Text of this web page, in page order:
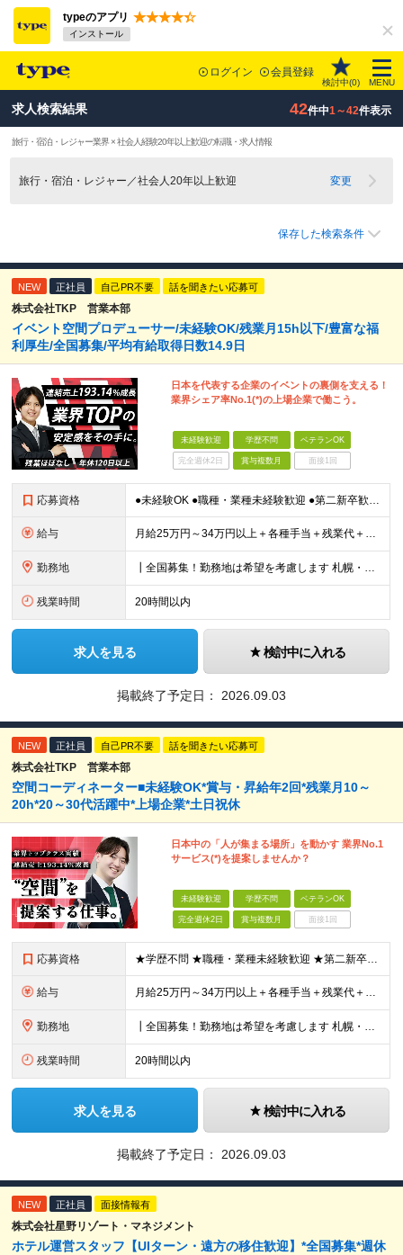
typeのアプリ
インストール
ログイン 会員登録
検討中(0) MENU
求人検索結果 42件中1～42件表示
旅行・宿泊・レジャー業界 × 社会人経験20年以上歓迎の転職・求人情報
旅行・宿泊・レジャー／社会人20年以上歓迎 変更
保存した検索条件
NEW 正社員 自己PR不要 話を聞きたい応募可
株式会社TKP 営業本部
イベント空間プロデューサー/未経験OK/残業月15h以下/豊富な福
利厚生/全国募集/平均有給取得日数14.9日
日本を代表する企業のイベントの裏側を支える！
業界シェア率No.1(*)の上場企業で働こう。
未経験歓迎 学歴不問 ベテランOK
完全週休2日 賞与複数月 面接1回
応募資格 ●未経験OK ●職種・業種未経験歓迎 ●第二新卒歓迎 ●学歴不問 ＜こんな方におすすめ！＞ ◎ホテル・アパレル・携帯販売など接客経験を活かしたい ◎「今の会社、この先が見えない」と感じている ◎上場
給与 月給25万円～34万円以上＋各種手当＋残業代＋賞与年2回（昨年度2～4ヶ月分） 初年度想定年収：350万円～ ＜クラス・経験別の月給目安＞ ■メンバークラス：月給25万円以上 ■店長やSVなどのマネ
勤務地 ┃全国募集！勤務地は希望を考慮します 札幌・仙台・東京・横浜・静岡・名古屋・大阪・京都・広島・福岡 募集 ※上記のほか、全国に拠点あり ※キャリアアップやキャリアシフトに伴う転勤も一部ありますが、基
残業時間 20時間以内
求人を見る 検討中に入れる
掲載終了予定日： 2026.09.03
NEW 正社員 自己PR不要 話を聞きたい応募可
株式会社TKP 営業本部
空間コーディネーター■未経験OK*賞与・昇給年2回*残業月10～
20h*20～30代活躍中*上場企業*土日祝休
日本中の「人が集まる場所」を動かす 業界No.1
サービス(*)を提案しませんか？
未経験歓迎 学歴不問 ベテランOK
完全週休2日 賞与複数月 面接1回
応募資格 ★学歴不問 ★職種・業種未経験歓迎 ★第二新卒歓迎 ＜こんな方にオススメ＞ ◎一つの商材ではなく、幅広い提案で勝負したい ◎成長企業でスケールの大きい仕事に挑戦したい ◎実力を評価されたい＆腰を据え
給与 月給25万円～34万円以上＋各種手当＋残業代＋賞与年2回 初年度想定年収：348万円～ ※経験・能力を考慮のうえ優遇します。 ※上記にはエリア給（10,000円～15,000円）、見込み残業代（20
勤務地 ┃全国募集！勤務地は希望を考慮します 札幌・仙台・東京・横浜・金沢・名古屋・大阪・京都・広島・福岡 募集 ※上記のほか、全国に拠点あり ※キャリアアップやキャリアシフトに伴う転勤も一部ありますが、基
残業時間 20時間以内
求人を見る 検討中に入れる
掲載終了予定日： 2026.09.03
NEW 正社員 面接情報有
株式会社星野リゾート・マネジメント
ホテル運営スタッフ【UIターン・遠方の移住歓迎】*全国募集*週休